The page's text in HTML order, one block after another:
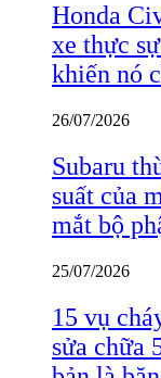
Honda
xe thực
khiến nó
26/07/2026
Subaru
suất của
mắt bộ
25/07/2026
15 vụ
sửa chữa